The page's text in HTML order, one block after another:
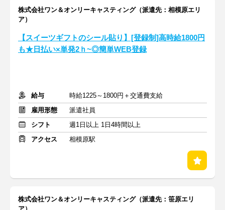
株式会社ワン＆オンリーキャスティング（派遣先：相模原エリ
ア）
【スイーツギフトのシール貼り】[登録制]高時給1800円
も★日払い×単発2ｈ~◎簡単WEB登録
給与
時給1225～1800円＋交通費支給
雇用形態
派遣社員
シフト
週1日以上 1日4時間以上
アクセス
相模原駅
株式会社ワン＆オンリーキャスティング（派遣先：笹原エリ